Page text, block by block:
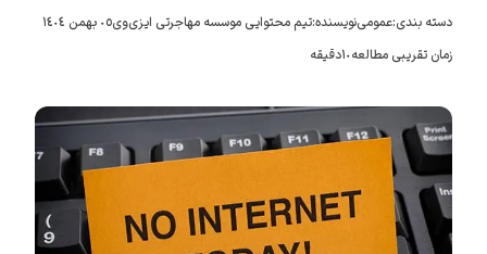
دسته بندی:عمومینویسنده:تیم محتوایی موسسه مهاجرتی ایزی‌وی٠٥ بهمن ١٤٠٤
زمان تقریبی مطالعه١٠دقیقه